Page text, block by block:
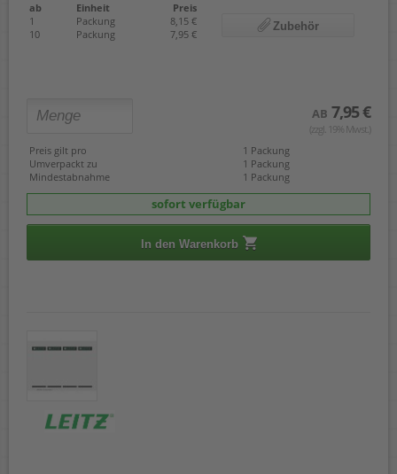
ab Einheit
Preis
1
Packung
8,15 €
10
Packung 7,95 €
Zubehör
AB 7,95 €
(zzgl. 19% Mwst.)
Preis gilt pro
1 Packung
Umverpackt zu
1 Packung
Mindestabnahme
1 Packung
sofort verfügbar
In den Warenkorb